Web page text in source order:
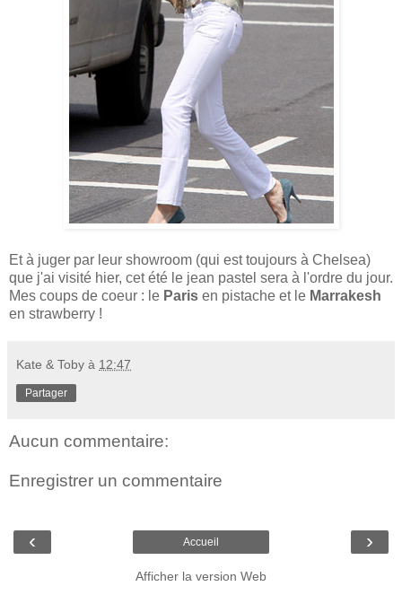
Et à juger par leur showroom (qui est toujours à Chelsea)
que j'ai visité hier, cet été le jean pastel sera à l'ordre du jour.
Mes coups de coeur : le Paris en pistache et le Marrakesh
en strawberry !
Kate & Toby à 12:47
Partager
Aucun commentaire:
Enregistrer un commentaire
‹ ›
Accueil
Afficher la version Web